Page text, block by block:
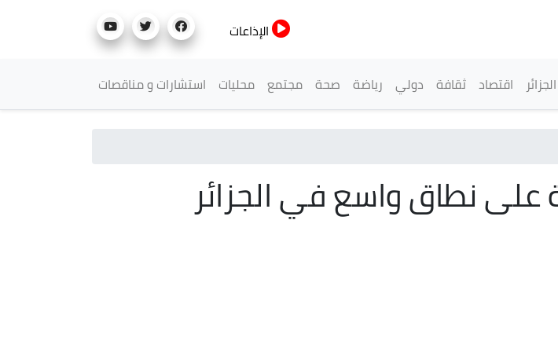
الإذاعات
الرئيسيةالجزائر اقتصاد ثقافة دولي رياضة صحة مجتمع محليات استشارات و مناقصات
نطاق واسع في الجزائر